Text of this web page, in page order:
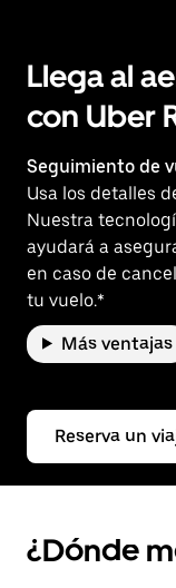
Llega al
con Uber
Seguimiento de
Usa los detalles
Nuestra
ayudará a
en caso de
tu vuelo.*
Más ventajas
Reserva un
¿Dónde